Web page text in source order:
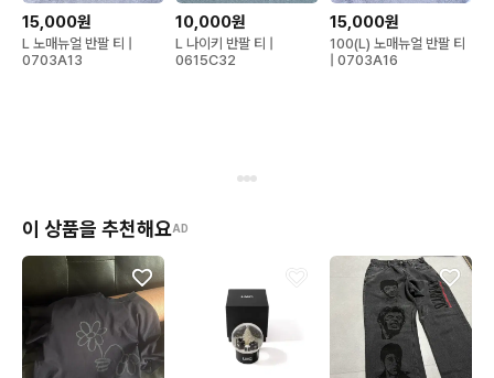
15,000원
L 노매뉴얼 반팔 티 |
0703A13
10,000원
L 나이키 반팔 티 |
0615C32
15,000원
100(L) 노매뉴얼 반팔 티
| 0703A16
이 상품을 추천해요AD